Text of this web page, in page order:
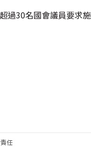
過30名國會議員要求
任